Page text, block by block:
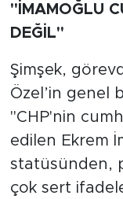
"İMAMOĞLU
DEĞİL"
Şimşek,
Özel’in genel
"CHP'nin
edilen Ekrem
statüsünden,
çok sert